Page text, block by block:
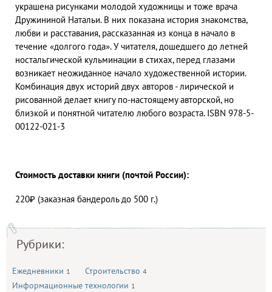
Рубрики:
Ежедневники 1 Строительство 4
Информационные технологии 1
украшена рисунками молодой художницы и тоже врача
Дружининой Натальи. В них показана история знакомства,
любви и расставания, рассказанная из конца в начало в
течение «долгого года». У читателя, дошедшего до летней
ностальгической кульминации в стихах, перед глазами
возникает неожиданное начало художественной истории.
Комбинация двух историй двух авторов - лирической и
рисованной делает книгу по-настоящему авторской, но
близкой и понятной читателю любого возраста. ISBN 978-5-
00122-021-3
Стоимость доставки книги (почтой России):
220₽ (заказная бандероль до 500 г.)